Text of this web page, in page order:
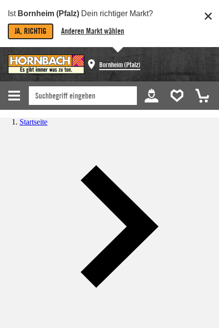
Ist Bornheim (Pfalz) Dein richtiger Markt?
JA, RICHTIG Anderen Markt wählen
Bornheim (Pfalz)
Startseite